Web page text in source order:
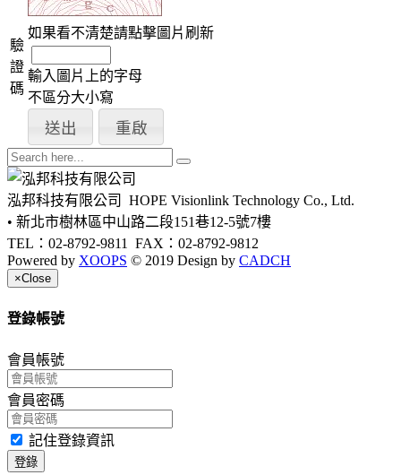
驗
證
碼
如果看不清楚請點擊圖片刷新
輸入圖片上的字母
不區分大小寫
泓邦科技有限公司 HOPE Visionlink Technology Co., Ltd.
• 新北市樹林區中山路二段151巷12-5號7樓
TEL：02-8792-9811 FAX：02-8792-9812
Powered by XOOPS © 2019 Design by CADCH
×Close
登錄帳號
會員帳號
會員密碼
記住登錄資訊
登錄